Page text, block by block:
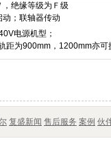
，绝缘等级为Ｆ级
动；联轴器传动
电源机型；
距为900mm，1200mm亦可
复盛新闻 售后服务 案例 伙